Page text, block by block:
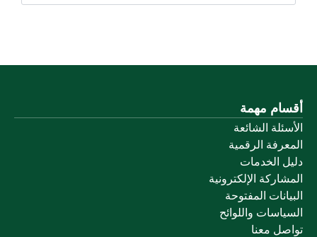
أقسام مهمة
الأسئلة الشائعة
المعرفة الرقمية
دليل الخدمات
المشاركة الإلكترونية
البيانات المفتوحة
السياسات واللوائح
تواصل معنا